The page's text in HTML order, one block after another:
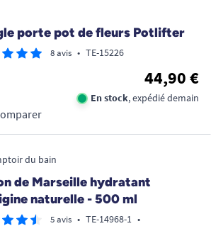
porte pot de fleurs Potlifter
8 avis • TE-15226
44,90 €
En stock, expédié demain
du bain
de Marseille hydratant
naturelle - 500 ml
5 avis • TE-14968-1 •